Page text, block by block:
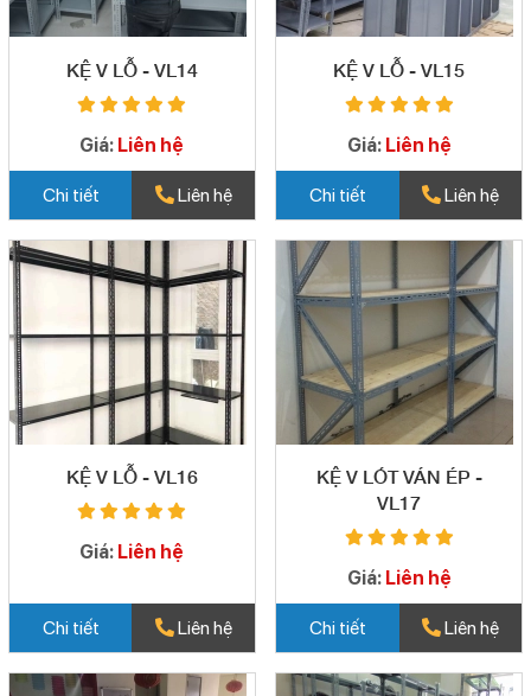
KỆ V LỖ - VL14
Giá: Liên hệ
Chi tiết Liên hệ
KỆ V LỖ - VL15
Giá: Liên hệ
Chi tiết Liên hệ
KỆ V LỖ - VL16
Giá: Liên hệ
Chi tiết Liên hệ
KỆ V LÓT VÁN ÉP -
VL17
Giá: Liên hệ
Chi tiết Liên hệ